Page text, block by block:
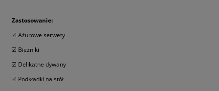
Zastosowanie:
☑️ Ażurowe serwety
☑️ Bieżniki
☑️ Delikatne dywany
☑️ Podkładki na stół